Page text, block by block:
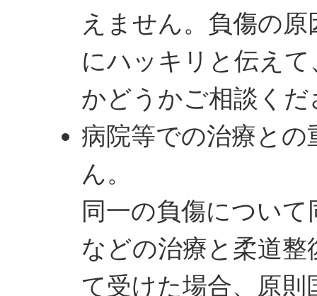
えません。負傷の
にハッキリと伝え
かどうかご相談くだ
病院等での治療との
ん。
同一の負傷につい
などの治療と柔道整
て受けた場合、原則